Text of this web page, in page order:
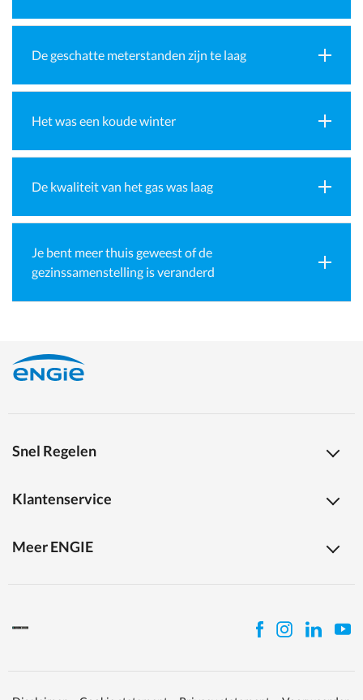
De geschatte meterstanden zijn te laag
Het was een koude winter
De kwaliteit van het gas was laag
Je bent meer thuis geweest of de
gezinssamenstelling is veranderd
Snel Regelen
Klantenservice
Meer ENGIE